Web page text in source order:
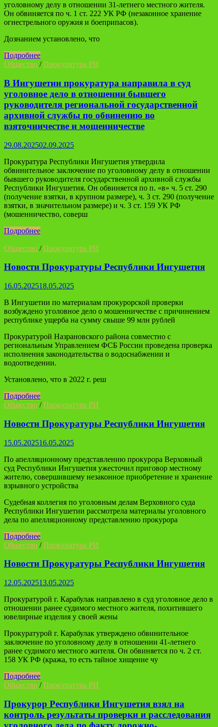
уголовному делу в отношении 31-летнего местного жителя.
Он обвиняется по ч. 1 ст. 222 УК РФ (незаконное хранение
огнестрельного оружия и боеприпасов).
Дознанием установлено, что
Подробнее
Общество /Прокуратура РИ
В Ингушетии прокуратура направила в суд
уголовное дело в отношении бывшего
руководителя региональной государственной
архивной службы по обвинению во
взяточничестве и мошенничестве
29.08.202502.09.2025
Прокуратура Республики Ингушетия утвердила
обвинительное заключение по уголовному делу в отношении
бывшего руководителя государственной архивной службы
Республики Ингушетия. Он обвиняется по п. «в» ч. 5 ст. 290
(получение взятки, в крупном размере), ч. 3 ст. 290 (получение
взятки, в значительном размере) и ч. 3 ст. 159 УК РФ
(мошенничество, соверш
Подробнее
Общество /Прокуратура РИ
Новости Прокуратуры Республики Ингушетия
16.05.202518.05.2025
В Ингушетии по материалам прокурорской проверки
возбуждено уголовное дело о мошенничестве с причинением
республике ущерба на сумму свыше 99 млн рублей
Прокуратурой Назрановского района совместно с
региональным Управлением ФСБ России проведена проверка
исполнения законодательства о водоснабжении и
водоотведении.
Установлено, что в 2022 г. реш
Подробнее
Общество /Прокуратура РИ
Новости Прокуратуры Республики Ингушетия
15.05.202516.05.2025
По апелляционному представлению прокурора Верховный
суд Республики Ингушетия ужесточил приговор местному
жителю, совершившему незаконное приобретение и хранение
взрывного устройства
Судебная коллегия по уголовным делам Верховного суда
Республики Ингушетии рассмотрела материалы уголовного
дела по апелляционному представлению прокурора
Подробнее
Общество /Прокуратура РИ
Новости Прокуратуры Республики Ингушетия
12.05.202513.05.2025
Прокуратурой г. Карабулак направлено в суд уголовное дело в
отношении ранее судимого местного жителя, похитившего
ювелирные изделия у своей жены
Прокуратурой г. Карабулак утверждено обвинительное
заключение по уголовному делу в отношении 41-летнего
ранее судимого местного жителя. Он обвиняется по ч. 2 ст.
158 УК РФ (кража, то есть тайное хищение чу
Подробнее
Общество /Прокуратура РИ
Прокурор Республики Ингушетия взял на
контроль результаты проверки и расследования